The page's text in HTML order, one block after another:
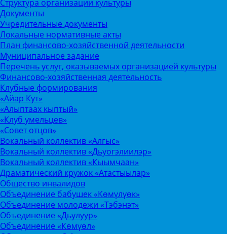
Структура организации культуры
Документы
Учредительные документы
Локальные нормативные акты
План финансово-хозяйственной деятельности
Муниципальное задание
Перечень услуг, оказываемых организацией культуры
Финансово-хозяйственная деятельность
Клубные формирования
«Айар Кут»
«Алыптаах кыптый»
«Клуб умельцев»
«Совет отцов»
Вокальный коллектив «Алгыс»
Вокальный коллектив «Дьуогэлиилэр»
Вокальный коллектив «Кыымчаан»
Драматический кружок «Атастыылар»
Общество инвалидов
Объединение бабушек «Көмүлүөк»
Объединение молодежи «Тэбэнэт»
Объединение «Дьулуур»
Объединение «Көмүөл»